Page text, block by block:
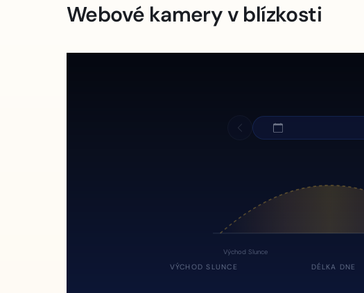
Webové kamery v blízkosti
Východ Slunce
VÝCHOD SLUNCE DÉLKA DNE